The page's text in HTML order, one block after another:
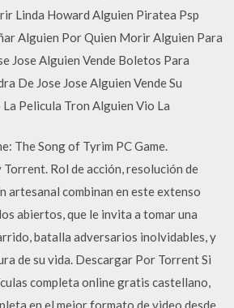
Linda Howard Alguien Piratea Psp
Alguien Por Quien Morir Alguien Para
Jose Alguien Vende Boletos Para
De Jose Jose Alguien Vende Su
Pelicula Tron Alguien Vio La
The Song of Tyrim PC Game.
Rol de acción, resolución de
artesanal combinan en este extenso
abiertos, que le invita a tomar una
batalla adversarios inolvidables, y
de su vida. Descargar Por Torrent Si
completa online gratis castellano,
en el mejor formato de video desde